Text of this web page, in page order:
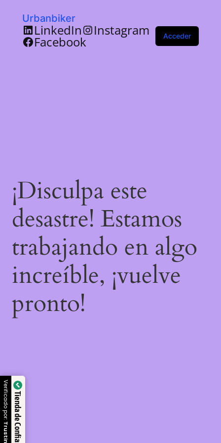
Urbanbiker
LinkedIn Instagram
Facebook Acceder
¡Disculpa este
desastre! Estamos
trabajando en algo
increíble, ¡vuelve
pronto!
Tienda de Confianza
Verificado por: